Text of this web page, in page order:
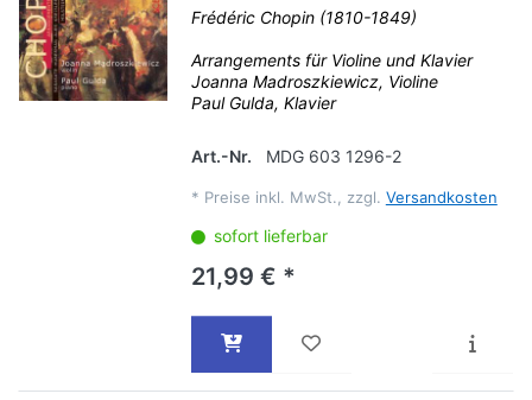
Frédéric Chopin (1810-1849)
Arrangements für Violine und Klavier
Joanna Madroszkiewicz, Violine
Paul Gulda, Klavier
Art.-Nr. MDG 603 1296-2
* Preise inkl. MwSt., zzgl. Versandkosten
sofort lieferbar
21,99 € *